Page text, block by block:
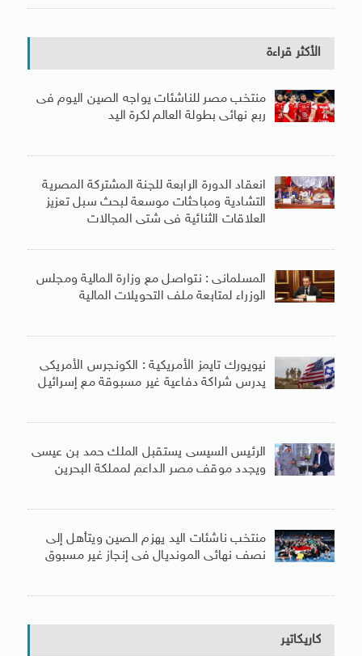
الأكثر قراءة
منتخب مصر للناشئات يواجه الصين اليوم فى
ربع نهائى بطولة العالم لكرة اليد
انعقاد الدورة الرابعة للجنة المشتركة المصرية
التشادية ومباحثات موسعة لبحث سبل تعزيز
العلاقات الثنائية فى شتى المجالات
المسلمانى : نتواصل مع وزارة المالية ومجلس
الوزراء لمتابعة ملف التحويلات المالية
نيويورك تايمز الأمريكية : الكونجرس الأمريكى
يدرس شراكة دفاعية غير مسبوقة مع إسرائيل
الرئيس السيسى يستقبل الملك حمد بن عيسى
ويجدد موقف مصر الداعم لمملكة البحرين
منتخب ناشئات اليد يهزم الصين ويتأهل إلى
نصف نهائى المونديال فى إنجاز غير مسبوق
كاريكاتير